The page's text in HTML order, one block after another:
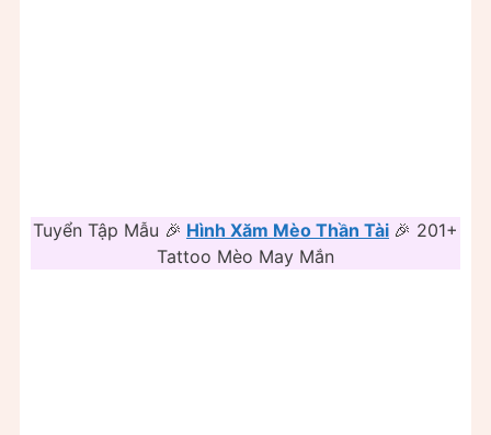
Tuyển Tập Mẫu 🎉 Hình Xăm Mèo Thần Tài 🎉 201+
Tattoo Mèo May Mắn